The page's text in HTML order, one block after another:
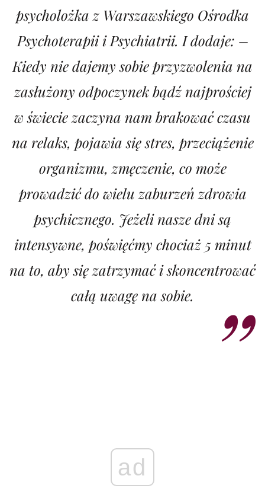
psycholożka z Warszawskiego Ośrodka
Psychoterapii i Psychiatrii. I dodaje: –
Kiedy nie dajemy sobie przyzwolenia na
zasłużony odpoczynek bądź najprościej
w świecie zaczyna nam brakować czasu
na relaks, pojawia się stres, przeciążenie
organizmu, zmęczenie, co może
prowadzić do wielu zaburzeń zdrowia
psychicznego. Jeżeli nasze dni są
intensywne, poświęćmy chociaż 5 minut
na to, aby się zatrzymać i skoncentrować
całą uwagę na sobie.
ad